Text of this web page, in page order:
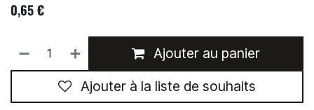
0,65€
Ajouter au panier
Ajouter à la liste de souhaits